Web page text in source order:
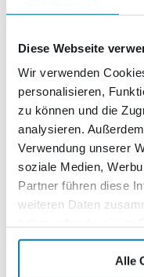
Diese Webseite
Wir verwenden
personalisieren,
zu können und die
analysieren.
Verwendung unserer
soziale Medien,
Partner führen diese
weiteren Daten
gesammelt haben.
Alle
Standard
3,15€
Beschreibung